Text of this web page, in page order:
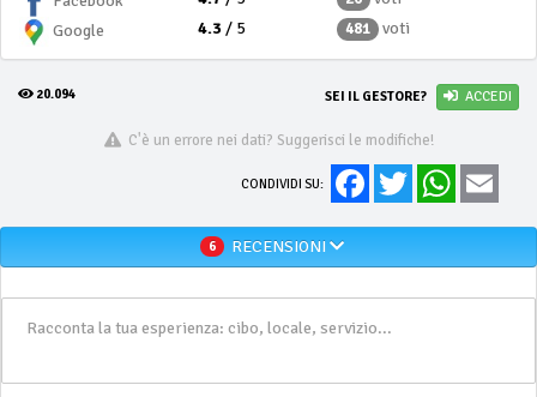
Google
4.3 / 5 481 voti
20.094 SEI IL GESTORE? ACCEDI
C'è un errore nei dati? Suggerisci le modifiche!
CONDIVIDI SU:
FacebookTwitter WhatsApp
6 RECENSIONI